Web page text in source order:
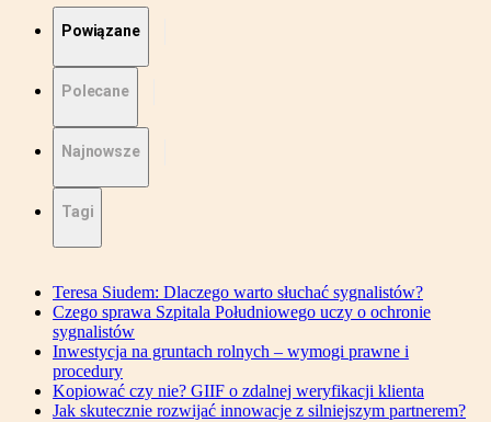
Powiązane
Polecane
Najnowsze
Tagi
Teresa Siudem: Dlaczego warto słuchać sygnalistów?
Czego sprawa Szpitala Południowego uczy o ochronie
sygnalistów
Inwestycja na gruntach rolnych – wymogi prawne i
procedury
Kopiować czy nie? GIIF o zdalnej weryfikacji klienta
Jak skutecznie rozwijać innowacje z silniejszym partnerem?